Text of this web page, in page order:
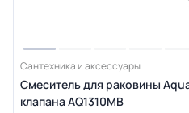
Сантехника и аксессуары
Смеситель для раковины
клапана AQ1310MB